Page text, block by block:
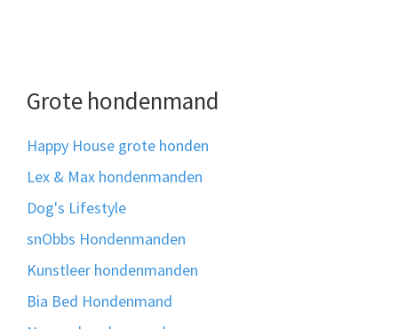
Grote hondenmand
Happy House grote honden
Lex & Max hondenmanden
Dog's Lifestyle
snObbs Hondenmanden
Kunstleer hondenmanden
Bia Bed Hondenmand